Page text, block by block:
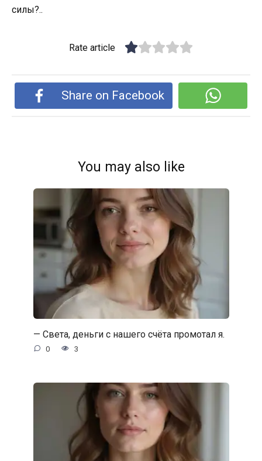
силы?..
Rate article
Share on Facebook
You may also like
— Света, деньги с нашего счёта промотал я.
0 3